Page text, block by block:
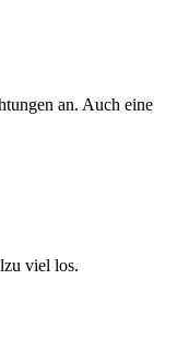
an. Auch eine
viel los.